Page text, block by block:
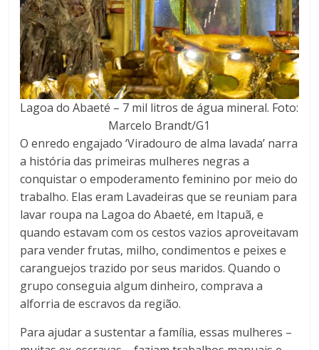
Lagoa do Abaeté – 7 mil litros de água mineral. Foto:
Marcelo Brandt/G1
O enredo engajado ‘Viradouro de alma lavada’ narra
a história das primeiras mulheres negras a
conquistar o empoderamento feminino por meio do
trabalho. Elas eram Lavadeiras que se reuniam para
lavar roupa na Lagoa do Abaeté, em Itapuã, e
quando estavam com os cestos vazios aproveitavam
para vender frutas, milho, condimentos e peixes e
caranguejos trazido por seus maridos. Quando o
grupo conseguia algum dinheiro, comprava a
alforria de escravos da região.
Para ajudar a sustentar a família, essas mulheres –